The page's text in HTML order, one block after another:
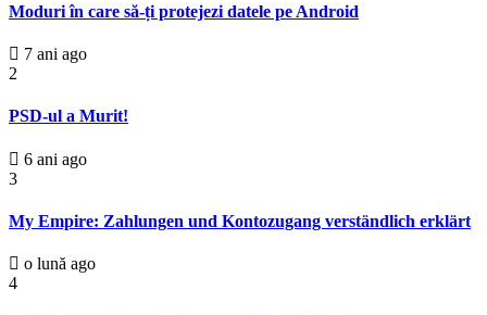
Moduri în care să-ți protejezi datele pe Android
7 ani ago
2
PSD-ul a Murit!
6 ani ago
3
My Empire: Zahlungen und Kontozugang verständlich erklärt
o lună ago
4